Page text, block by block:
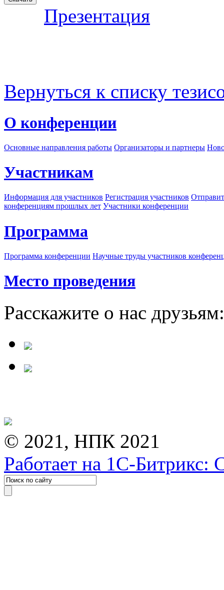
Презентация
Вернуться к списку
О конференции
Основные направления работы Организаторы и партнеры
Участникам
Информация для участников Регистрация участников
конференциям прошлых лет Участники конференции
Программа
Программа конференции Научные труды участников
Место проведения
Расскажите о нас друзьям:
© 2021, НПК 2021
Работает на 1С-Битрикс: